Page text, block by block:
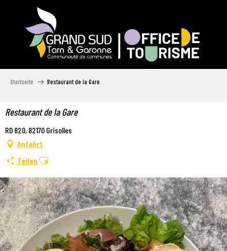
Startseite Restaurant de la Gare
Restaurant de la Gare
RD 820, 82170 Grisolles
Anfahrt
Teilen Ajouter aux favoris